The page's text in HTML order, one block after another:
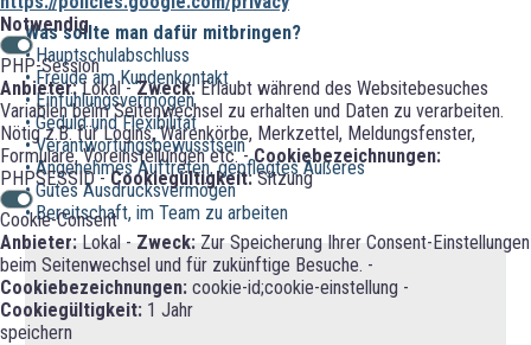
Notwendig
PHP-Session
Anbieter:Lokal -Zweck:Erlaubt während des Websitebesuches
Variablen beim Seitenwechsel zu erhalten und Daten zu verarbeiten.
Nötig z.B. für Logins, Warenkörbe, Merkzettel, Meldungsfenster,
Formulare, Voreinstellungen etc. -Cookiebezeichnungen:
PHPSESSID -Cookiegültigkeit:Sitzung
Cookie-Consent
Anbieter: Lokal - Zweck: Zur Speicherung Ihrer Consent-Einstellungen
beim Seitenwechsel und für zukünftige Besuche. -
Cookiebezeichnungen: cookie-id;cookie-einstellung -
Cookiegültigkeit: 1 Jahr
speichern
Was sollte man dafür mitbringen?
• Hauptschulabschluss
• Freude am Kundenkontakt
• Einfühlungsvermögen
• Geduld und Flexibilität
• Verantwortungsbewusstsein
• Angenehmes Auftreten, gepflegtes Äußeres
• Gutes Ausdrucksvermögen
• Bereitschaft, im Team zu arbeiten